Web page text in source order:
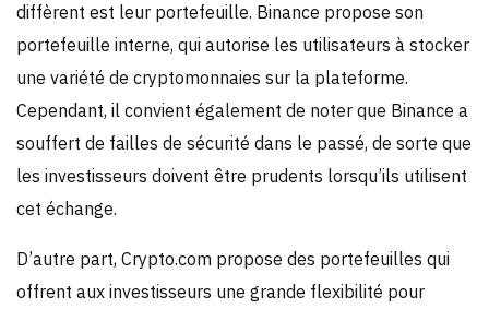
diffèrent est leur portefeuille. Binance propose son
portefeuille interne, qui autorise les utilisateurs à stocker
une variété de cryptomonnaies sur la plateforme.
Cependant, il convient également de noter que Binance a
souffert de failles de sécurité dans le passé, de sorte que
les investisseurs doivent être prudents lorsqu’ils utilisent
cet échange.
D’autre part, Crypto.com propose des portefeuilles qui
offrent aux investisseurs une grande flexibilité pour